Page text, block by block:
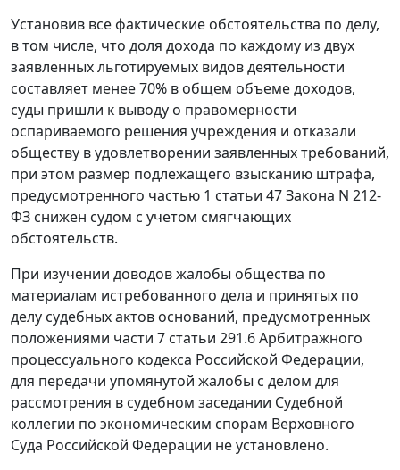
Установив все фактические обстоятельства по делу,
в том числе, что доля дохода по каждому из двух
заявленных льготируемых видов деятельности
составляет менее 70% в общем объеме доходов,
суды пришли к выводу о правомерности
оспариваемого решения учреждения и отказали
обществу в удовлетворении заявленных требований,
при этом размер подлежащего взысканию штрафа,
предусмотренного частью 1 статьи 47Закона N 212-
ФЗ снижен судом с учетом смягчающих
обстоятельств.
При изучении доводов жалобы общества по
материалам истребованного дела и принятых по
делу судебных актов оснований, предусмотренных
положениями части 7 статьи 291.6Арбитражного
процессуального кодекса Российской Федерации,
для передачи упомянутой жалобы с делом для
рассмотрения в судебном заседании Судебной
коллегии по экономическим спорам Верховного
Суда Российской Федерации не установлено.